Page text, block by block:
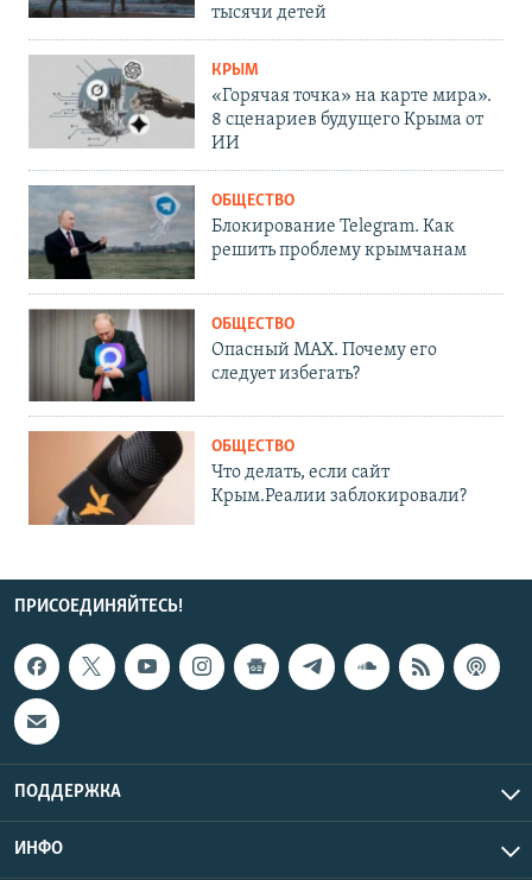
тысячи детей
КРЫМ
«Горячая точка» на карте мира».
8 сценариев будущего Крыма от
ИИ
ОБЩЕСТВО
Блокирование Telegram. Как
решить проблему крымчанам
ОБЩЕСТВО
Опасный MAX. Почему его
следует избегать?
ОБЩЕСТВО
Что делать, если сайт
Крым.Реалии заблокировали?
ПРИСОЕДИНЯЙТЕСЬ!
ПОДДЕРЖКА
ИНФО